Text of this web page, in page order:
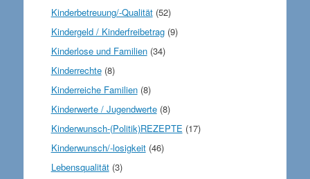
Kinderbetreuung/-Qualität(52)
Kindergeld / Kinderfreibetrag(9)
Kinderlose und Familien(34)
Kinderrechte(8)
Kinderreiche Familien(8)
Kinderwerte / Jugendwerte(8)
Kinderwunsch-(Politik)REZEPTE (17)
Kinderwunsch/-losigkeit(46)
Lebensqualität(3)